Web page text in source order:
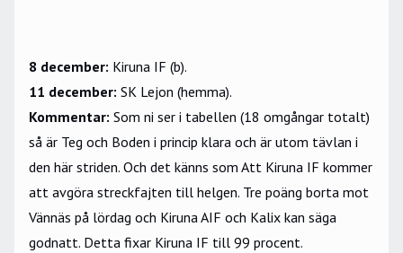
8 december: Kiruna IF (b).
11 december: SK Lejon (hemma).
Kommentar: Som ni ser i tabellen (18 omgångar totalt)
så är Teg och Boden i princip klara och är utom tävlan i
den här striden. Och det känns som Att Kiruna IF kommer
att avgöra streckfajten till helgen. Tre poäng borta mot
Vännäs på lördag och Kiruna AIF och Kalix kan säga
godnatt. Detta fixar Kiruna IF till 99 procent.